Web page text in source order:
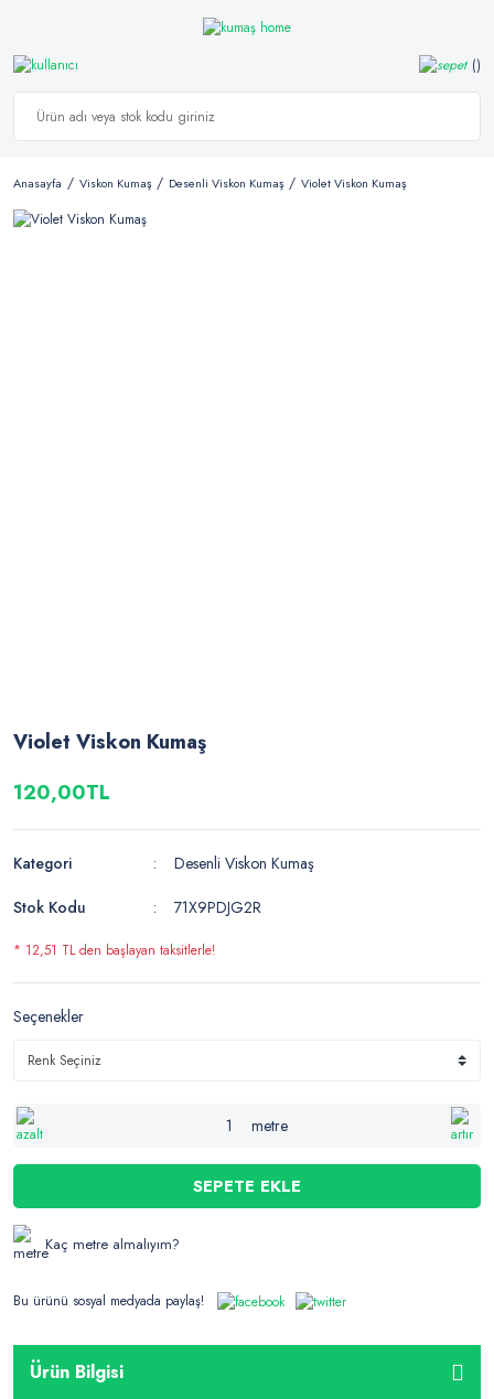
Anasayfa Viskon Kumaş Desenli Viskon Kumaş Violet Viskon Kumaş
Violet Viskon Kumaş
120,00TL
Kategori
Desenli Viskon Kumaş
Stok Kodu
71X9PDJG2R
* 12,51 TL den başlayan taksitlerle!
Seçenekler
metre
SEPETE EKLE
Kaç metre almalıyım?
Bu ürünü sosyal medyada paylaş!
Ürün Bilgisi